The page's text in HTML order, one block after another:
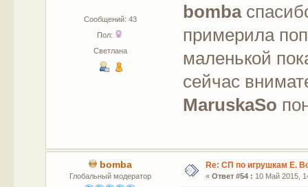
Сообщений: 43
Пол:
Светлана
bomba
примерила
маленькой
сейчас
MaruskaSo
bomba
Глобальный модератор
Re: СП по игрушкам Е.
« Ответ #54 : 10 Май 2015,